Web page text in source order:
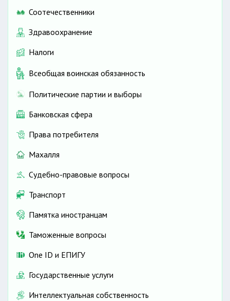
Соотечественники
Здравоохранение
Налоги
Всеобщая воинская обязанность
Политические партии и выборы
Банковская сфера
Права потребителя
Махалля
Судебно-правовые вопросы
Транспорт
Памятка иностранцам
Таможенные вопросы
One ID и ЕПИГУ
Государственные услуги
Интеллектуальная собственность